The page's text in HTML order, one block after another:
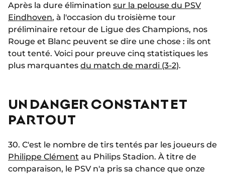
Après la dure élimination sur la pelouse du PSV
Eindhoven, à l'occasion du troisième tour
préliminaire retour de Ligue des Champions, nos
Rouge et Blanc peuvent se dire une chose : ils ont
tout tenté. Voici pour preuve cinq statistiques les
plus marquantes du match de mardi (3-2).
UN DANGER CONSTANT ET
PARTOUT
30. C'est le nombre de tirs tentés par les joueurs de
Philippe Clément au Philips Stadion. À titre de
comparaison, le PSV n'a pris sa chance que onze